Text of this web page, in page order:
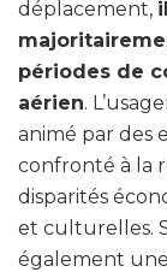
déplacement,
périodes de
aérien.
animé par des
confronté à la
disparités
et culturelles.
également